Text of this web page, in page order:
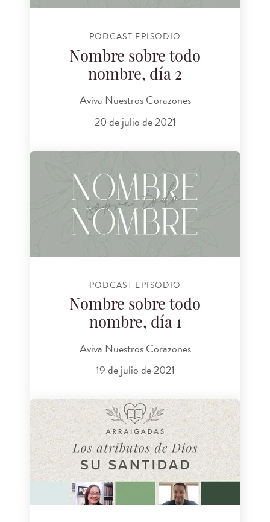
PODCAST EPISODIO
Nombre sobre todo
nombre, día 2
Aviva Nuestros Corazones
20 de julio de 2021
PODCAST EPISODIO
Nombre sobre todo
nombre, día 1
Aviva Nuestros Corazones
19 de julio de 2021